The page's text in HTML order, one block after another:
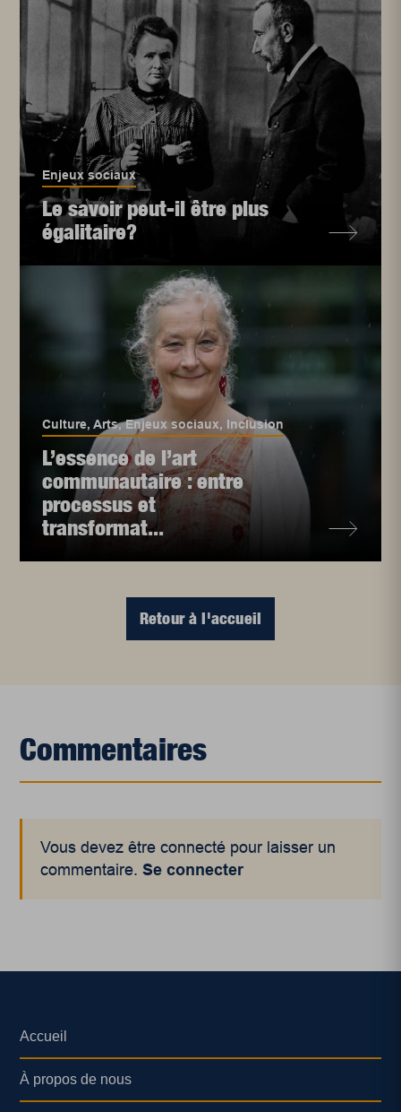
Enjeux sociaux
Le savoir peut-il être plus
égalitaire?
Culture,Arts,Enjeux sociaux, Inclusion
L’essence de l’art
communautaire : entre
processus et
transformat...
Retour à l'accueil
Commentaires
Vous devez être connecté pour laisser un
commentaire.Se connecter
Accueil
À propos de nous